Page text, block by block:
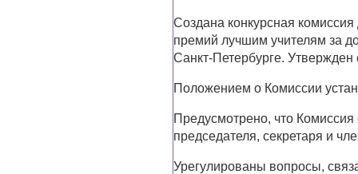
Создана конкурсная
премий лучшим учителям за
Санкт-Петербурге.
Положением о Комиссии
Предусмотрено, что Комиссия
председателя, секретаря и
Урегулированы вопросы,